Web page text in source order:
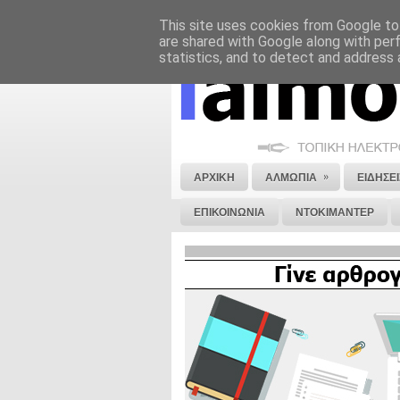
ΝΟΜΙΚΗ ΣΗΜΕΙΩΣΗ ΔΙΑΦΗΜΙΣΗ
ΑΡΧΙΚΗ ΑΛΜΩΠΙΑ »
ΕΠΙΚΟΙΝΩΝΙΑ ΝΤΟΚΙΜΑΝΤΕΡ
This site uses cookies from Google
are shared with Google along with
statistics, and to detect and address